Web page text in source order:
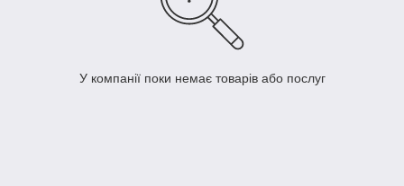
У компанії поки немає товарів або послуг